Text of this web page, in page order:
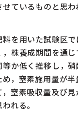
ているものと思わ
を用いた試験区
株養成期間を通
か低く推移し，
，窒素施用量が
窒素吸収量及び
れる。